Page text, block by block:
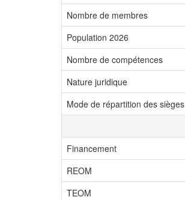
Nombre de membres
Population 2026
Nombre de compétences
Nature juridique
Mode de répartition des sièges
Financement
REOM
TEOM